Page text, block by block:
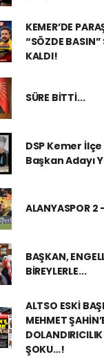
KEMER’DE
“SÖZDE BASIN”
KALDI!
SÜRE BİTTİ...
DSP Kemer
Başkan Adayı
ALANYASPOR 2
BAŞKAN,
BİREYLERLE...
ALTSO ESKİ
MEHMET
ŞOKU…!